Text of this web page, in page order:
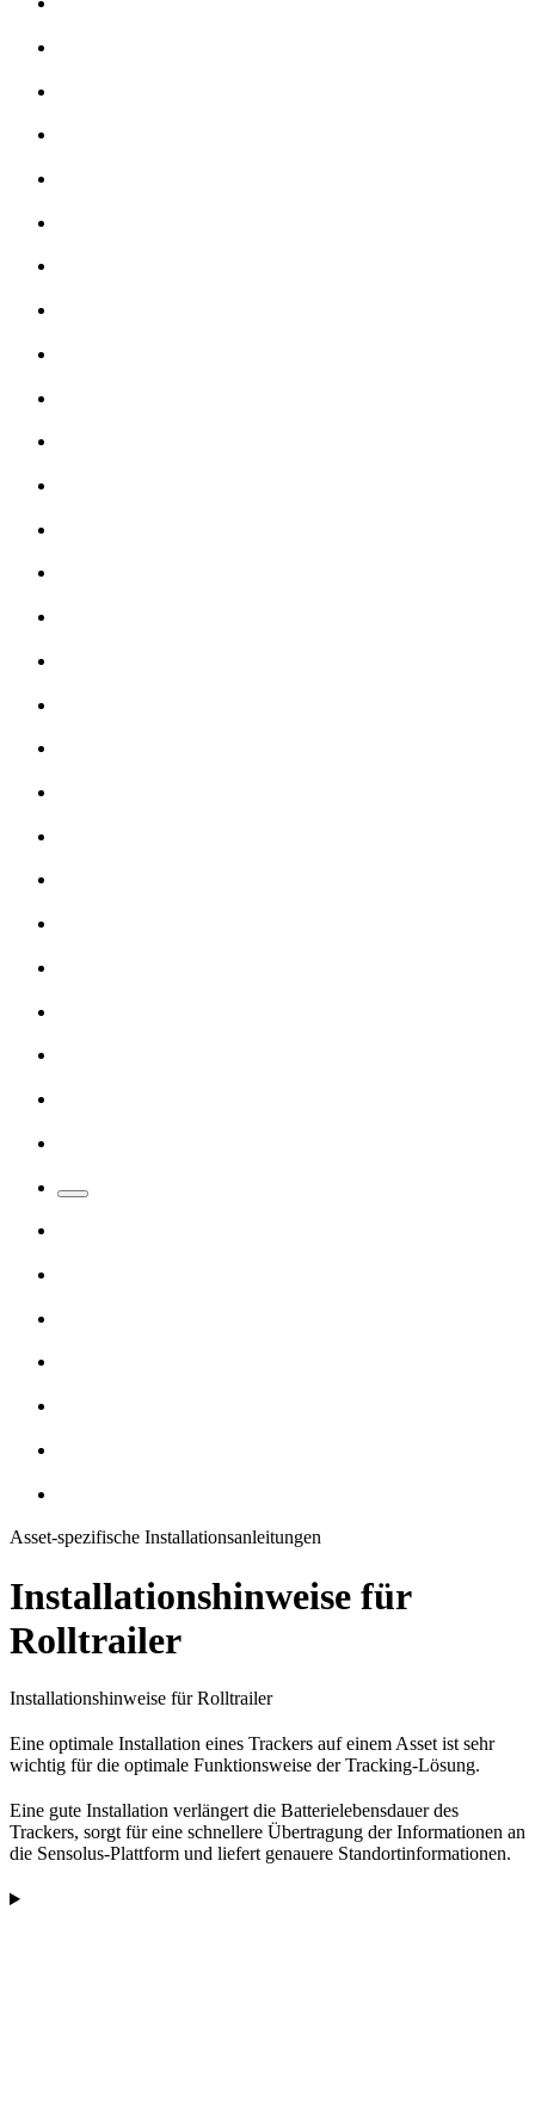
Asset-spezifische Installationsanleitungen
Installationshinweise für
Rolltrailer
Installationshinweise für Rolltrailer
Eine optimale Installation eines Trackers auf einem Asset ist sehr
wichtig für die optimale Funktionsweise der Tracking-Lösung.
Eine gute Installation verlängert die Batterielebensdauer des
Trackers, sorgt für eine schnellere Übertragung der Informationen an
die Sensolus-Plattform und liefert genauere Standortinformationen.